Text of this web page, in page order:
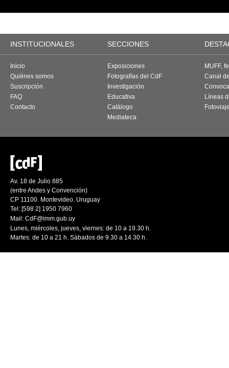
INSTITUCIONALES SECCIONES
Inicio
Quiénes somos
Suscripción
FAQ
Contacto
Exposiciones
Fotografías del CdF
Investigación
Educativa
Catálogo
Mediateca
MUFF,
Canal
Líneas
Av. 18 de Julio 885
(entre Andes y Convención)
CP 11100. Montevideo. Uruguay
Tel: [598 2] 1950 7960
Mail: CdF@imm.gub.uy
Lunes, miércoles, jueves, viernes: de 10 a 19.30 h.
Martes: de 10 a 21 h. Sábados de 9.30 a 14.30 h.